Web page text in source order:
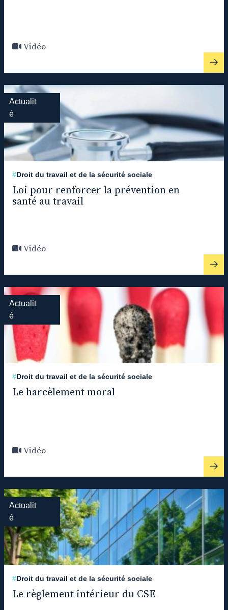
Vidéo
Actualit
é
#Droit du travail et de la sécurité sociale
Loi pour renforcer la prévention en
santé au travail
Vidéo
Actualit
é
#Droit du travail et de la sécurité sociale
Le harcèlement moral
Vidéo
Actualit
é
#Droit du travail et de la sécurité sociale
Le règlement intérieur du CSE